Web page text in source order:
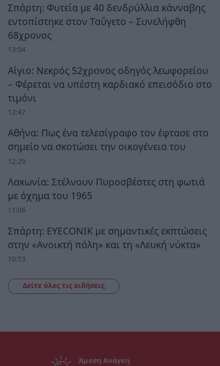
Σπάρτη: Φυτεία με 40 δενδρύλλια κάνναβης
εντοπίστηκε στον Ταΰγετο – Συνελήφθη
68χρονος
13:04
Αίγιο: Νεκρός 52χρονος οδηγός λεωφορείου
– Φέρεται να υπέστη καρδιακό επεισόδιο στο
τιμόνι
12:47
Αθήνα: Πως ένα τελεσίγραφο τον έφτασε στο
σημείο να σκοτώσει την οικογένεια του
12:29
Λακωνία: Στέλνουν Πυροσβέστες στη φωτιά
με όχημα του 1965
11:06
Σπάρτη: EYECONIK με σημαντικές εκπτώσεις
στην «Ανοικτή πόλη» και τη «Λευκή νύκτα»
10:53
Δείτε όλες τις ειδήσεις
Άμεση Ανάγκη